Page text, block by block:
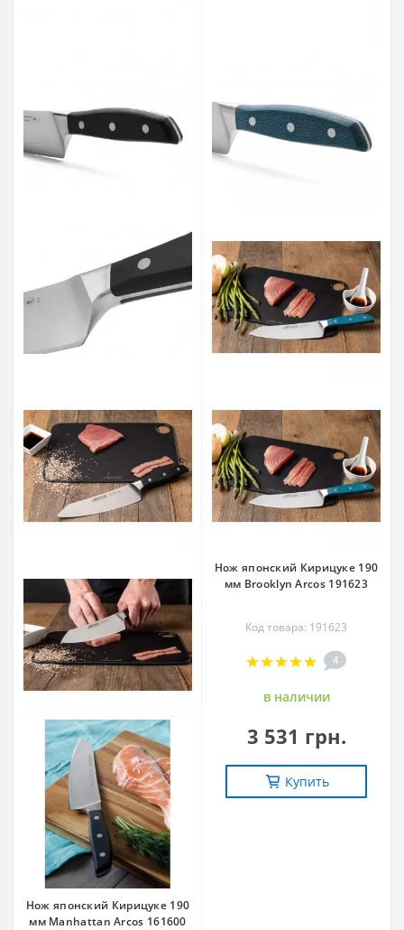
Нож японский Кирицуке 190
мм Manhattan Arcos 161600
Нож японский Кирицуке 190
мм Brooklyn Arcos 191623
Код товара: 191623
4
в наличии
3 531 грн.
Купить